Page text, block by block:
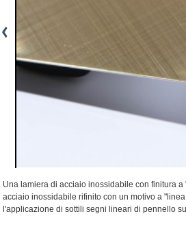
Una lamiera di acciaio inossidabile con finitura
acciaio inossidabile rifinito con un motivo a
l'applicazione di sottili segni lineari di pennello